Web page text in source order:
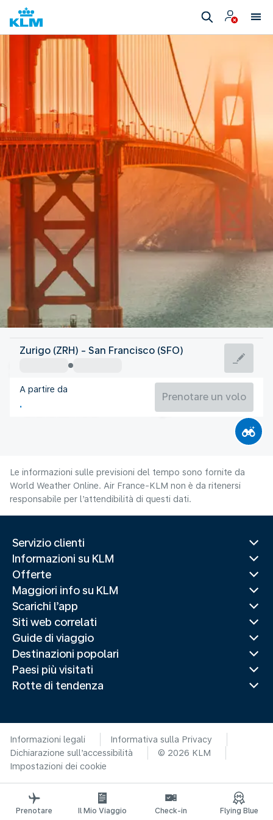
Stati Uniti d'America
San Francisco
Stati Uniti d'America
18°C
Ago
Zurigo (ZRH) - San Francisco (SFO)
A partire da
Prenotare un volo
Le informazioni sulle previsioni del tempo sono fornite da
World Weather Online. Air France-KLM non è da ritenersi
responsabile per l’attendibilità di questi dati.
Servizio clienti
Informazioni su KLM
Offerte
Maggiori info su KLM
Scarichi l’app
Siti web correlati
Guide di viaggio
Destinazioni popolari
Paesi più visitati
Rotte di tendenza
Informazioni legali
Informativa sulla Privacy
Dichiarazione sull’accessibilità
© 2026 KLM
Impostazioni dei cookie
Prenotare Il Mio Viaggio Check-in Flying Blue